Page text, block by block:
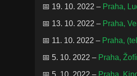
📅 19. 10. 2022 – Praha,
📅 13. 10. 2022 – Praha,
📅 11. 10. 2022 – Praha,
📅 5. 10. 2022 – Praha,
📅 5. 10. 2022 – Praha,